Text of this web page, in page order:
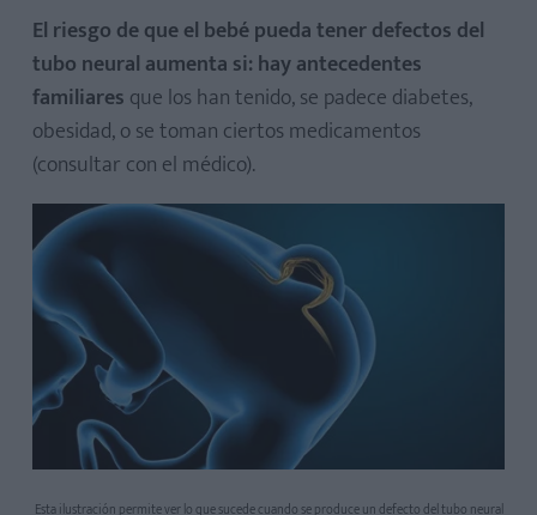
El riesgo de que el bebé pueda tener defectos del
tubo neural aumenta si: hay antecedentes
familiares que los han tenido, se padece diabetes,
obesidad, o se toman ciertos medicamentos
(consultar con el médico).
Esta ilustración permite ver lo que sucede cuando se produce un defecto del tubo neural